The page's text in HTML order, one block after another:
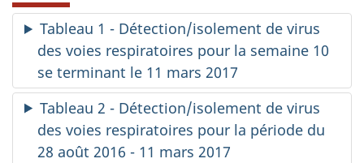
Tableau 1 - Détection/isolement de virus
des voies respiratoires pour la semaine 10
se terminant le 11 mars 2017
Tableau 2 - Détection/isolement de virus
des voies respiratoires pour la période du
28 août 2016 - 11 mars 2017